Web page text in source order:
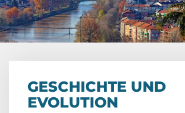
GESCHICHTE UND
EVOLUTION